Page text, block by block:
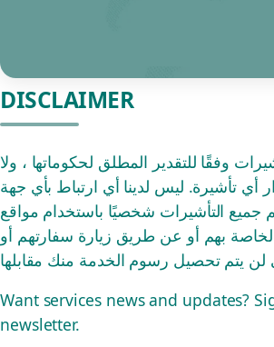
DISCLAIMER
وفقًا للتقدير المطلق لحكوماتها ، ولا
أي تأشيرة. ليس لدينا أي ارتباط بأي جهة
جميع التأشيرات شخصيًا باستخدام مواقع
بهم أو عن طريق زيارة سفارتهم أو
Want services news and updates?
newsletter.